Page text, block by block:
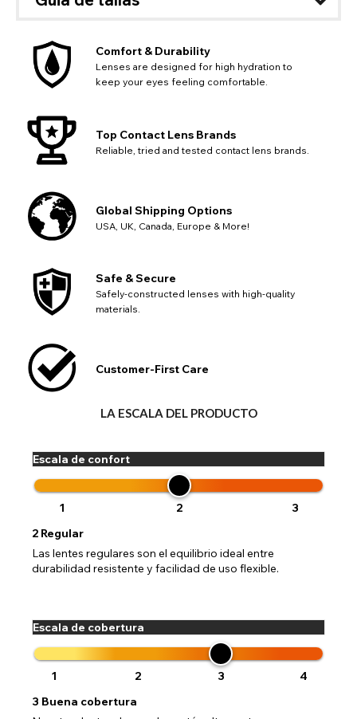
Comfort & Durability
Lenses are designed for high hydration to
keep your eyes feeling comfortable.
Top Contact Lens Brands
Reliable, tried and tested contact lens brands.
Global Shipping Options
USA, UK, Canada, Europe & More!
Safe & Secure
Safely-constructed lenses with high-quality
materials.
Customer-First Care
LA ESCALA DEL PRODUCTO
Escala de confort
1 2
3
2 Regular
Las lentes regulares son el equilibrio ideal entre
durabilidad resistente y facilidad de uso flexible.
Escala de cobertura
1 2 3
4
3 Buena cobertura